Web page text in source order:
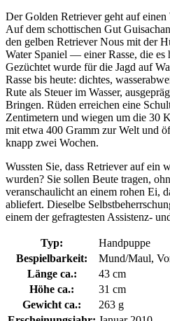
Der Golden Retriever geht auf einen
Auf dem schottischen Gut
den gelben Retriever Nous mit der
Water Spaniel — einer Rasse, die es
Gezüchtet wurde für die Jagd auf
Rasse bis heute: dichtes,
Rute als Steuer im Wasser,
Bringen. Rüden erreichen eine
Zentimetern und wiegen um die 30
mit etwa 400 Gramm zur Welt und
knapp zwei Wochen.
Wussten Sie, dass Retriever auf ein
wurden? Sie sollen Beute tragen,
veranschaulicht an einem rohen Ei,
abliefert. Dieselbe
einem der gefragtesten Assistenz-
Typ:
Handpuppe
Bespielbarkeit:
Mund/Maul,
Länge ca.:
43 cm
Höhe ca.:
31 cm
Gewicht ca.:
263 g